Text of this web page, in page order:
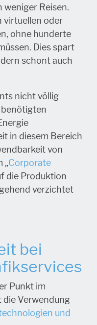
weniger Reisen.
virtuellen oder
ohne hunderte
Dies spart
schont auch
nicht völlig
benötigten
in diesem Bereich
von
„Corporate
die Produktion
verzichtet
bei
Punkt im
die Verwendung
und